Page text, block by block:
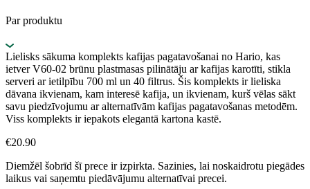
Par produktu
Lielisks sākuma komplekts kafijas pagatavošanai no Hario, kas
ietver V60-02 brūnu plastmasas pilinātāju ar kafijas karotīti, stikla
serveri ar ietilpību 700 ml un 40 filtrus. Šis komplekts ir lieliska
dāvana ikvienam, kam interesē kafija, un ikvienam, kurš vēlas sākt
savu piedzīvojumu ar alternatīvām kafijas pagatavošanas metodēm.
Viss komplekts ir iepakots elegantā kartona kastē.
€20.90
Diemžēl šobrīd šī prece ir izpirkta. Sazinies, lai noskaidrotu piegādes
laikus vai saņemtu piedāvājumu alternatīvai precei.